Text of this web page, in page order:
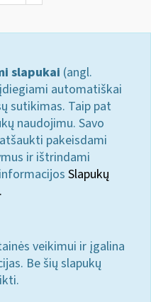
slapukai (angl.
automatiškai
sutikimas. Taip pat
naudojimu. Savo
pakeisdami
ir ištrindami
Slapukų
veikimui ir įgalina
Be šių slapukų